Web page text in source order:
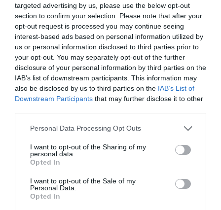
targeted advertising by us, please use the below opt-out
section to confirm your selection. Please note that after your
opt-out request is processed you may continue seeing
interest-based ads based on personal information utilized by
us or personal information disclosed to third parties prior to
your opt-out. You may separately opt-out of the further
disclosure of your personal information by third parties on the
IAB’s list of downstream participants. This information may
also be disclosed by us to third parties on the IAB’s List of
Downstream Participants that may further disclose it to other
Please note that this website/app uses one or more Google
not limited to your visit or usage behaviour. You may click to
grant or deny consent to Google and its third-party tags to
use your data for below specified purposes in below Google
consent section.
Personal Data Processing Opt Outs
I want to opt-out of the Sharing of my
personal data.
Opted In
I want to opt-out of the Sale of my
Personal Data.
Opted In
ΣΧΟΛΙΑ